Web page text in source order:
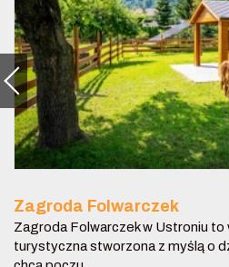
Zagroda Folwarczek
Zagroda Folwarczek w Ustroniu to
turystyczna stworzona z myślą o